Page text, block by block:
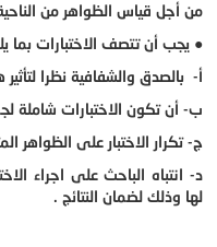
من أجل قياس الظواهر من
● يجب أن تتصف الاختبارات بما
أ- بالصدق والشفافية نظرا لتأثير
ب- أن تكون الاختبارات شاملة
ج- تكرار الاختبار على الظواهر
د- انتباه الباحث على اجراء
لها وذلك لضمان النتائج .